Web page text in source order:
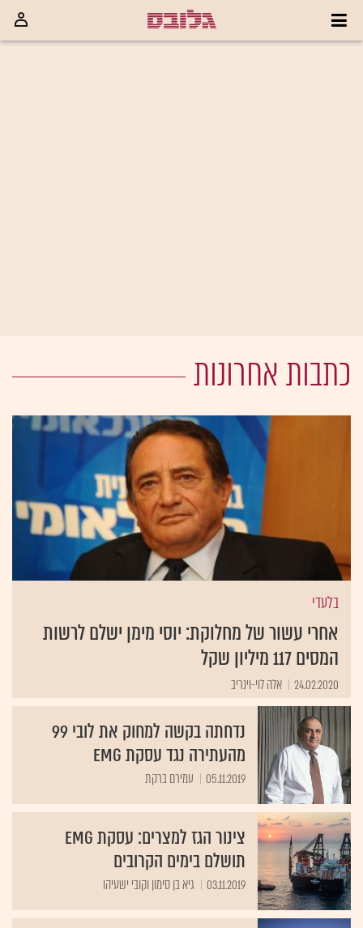
כתבות אחרונות
בלעדי
אחרי עשור של מחלוקת: יוסי מימן ישלם לרשות
המסים 117 מיליון שקל
24.02.2020 אלה לוי-וינריב
נדחתה בקשה למחוק את לובי 99
מהעתירה נגד עסקת EMG
05.11.2019 עמירם ברקת
צינור הגז למצרים: עסקת EMG
תושלם בימים הקרובים
03.11.2019 גיא בן סימון וקובי ישעיהו